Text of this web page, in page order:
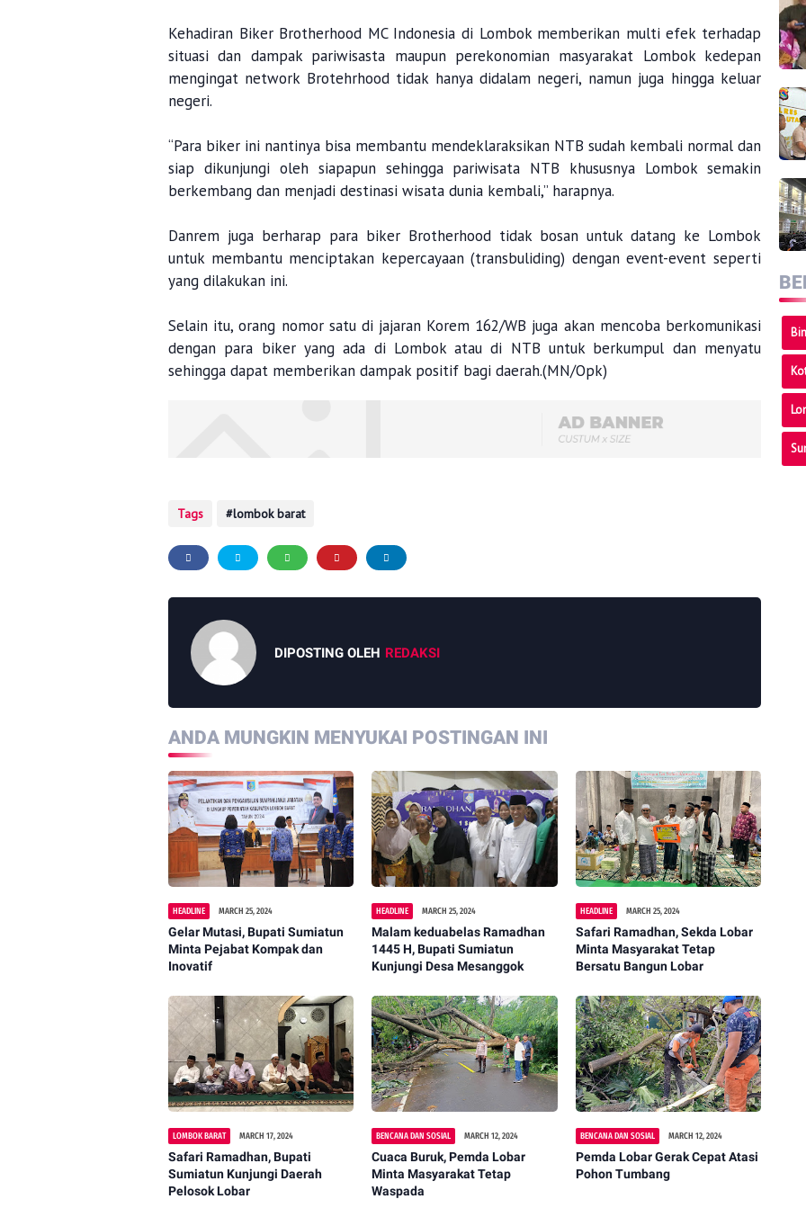
Kehadiran Biker Brotherhood MC Indonesia di Lombok memberikan multi efek terhadap
situasi dan dampak pariwisasta maupun perekonomian masyarakat Lombok kedepan
mengingat network Brotehrhood tidak hanya didalam negeri, namun juga hingga keluar
negeri.
“Para biker ini nantinya bisa membantu mendeklaraksikan NTB sudah kembali normal dan
siap dikunjungi oleh siapapun sehingga pariwisata NTB khususnya Lombok semakin
berkembang dan menjadi destinasi wisata dunia kembali,” harapnya.
Danrem juga berharap para biker Brotherhood tidak bosan untuk datang ke Lombok
untuk membantu menciptakan kepercayaan (transbuliding) dengan event-event seperti
yang dilakukan ini.
Selain itu, orang nomor satu di jajaran Korem 162/WB juga akan mencoba berkomunikasi
dengan para biker yang ada di Lombok atau di NTB untuk berkumpul dan menyatu
sehingga dapat memberikan dampak positif bagi daerah.(MN/Opk)
Tags lombok barat
DIPOSTING OLEH REDAKSI
ANDA MUNGKIN MENYUKAI POSTINGAN INI
HEADLINE MARCH 25, 2024
Gelar Mutasi, Bupati Sumiatun
Minta Pejabat Kompak dan
Inovatif
HEADLINE MARCH 25, 2024
Malam keduabelas Ramadhan
1445 H, Bupati Sumiatun
Kunjungi Desa Mesanggok
HEADLINE MARCH 25, 2024
Safari Ramadhan, Sekda Lobar
Minta Masyarakat Tetap
Bersatu Bangun Lobar
LOMBOK BARAT MARCH 17, 2024
Safari Ramadhan, Bupati
Sumiatun Kunjungi Daerah
Pelosok Lobar
BENCANA DAN SOSIAL MARCH 12, 2024
Cuaca Buruk, Pemda Lobar
Minta Masyarakat Tetap
Waspada
BENCANA DAN SOSIAL MARCH 12, 2024
Pemda Lobar Gerak Cepat Atasi
Pohon Tumbang